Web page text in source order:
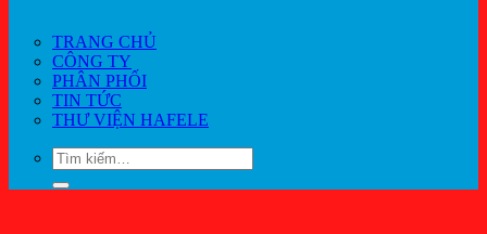
TRANG CHỦ
CÔNG TY
PHÂN PHỐI
TIN TỨC
THƯ VIỆN HAFELE
Tìm
kiếm: